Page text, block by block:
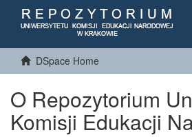
DSpace Home
O Repozytorium
Komisji Edukacji